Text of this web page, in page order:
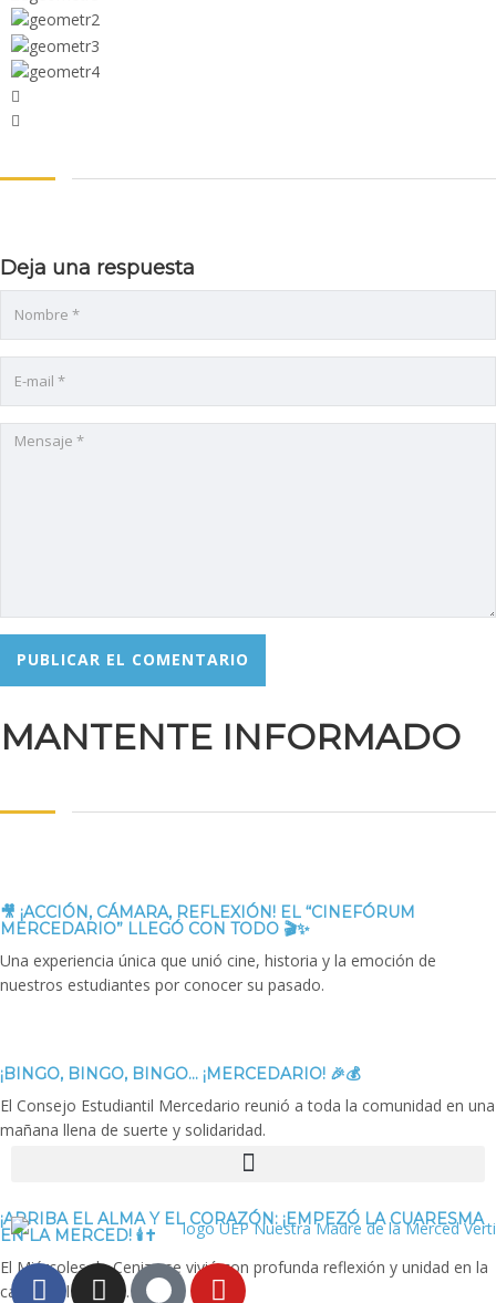
Deja una respuesta
MANTENTE INFORMADO
🎥 ¡ACCIÓN, CÁMARA, REFLEXIÓN! EL “CINEFÓRUM
MERCEDARIO” LLEGÓ CON TODO 🎬✨
Una experiencia única que unió cine, historia y la emoción de
nuestros estudiantes por conocer su pasado.
¡BINGO, BINGO, BINGO… ¡MERCEDARIO! 🎉💰
El Consejo Estudiantil Mercedario reunió a toda la comunidad en una
mañana llena de suerte y solidaridad.
¡ARRIBA EL ALMA Y EL CORAZÓN: ¡EMPEZÓ LA CUARESMA
EN LA MERCED! 🕯️✝️
El Miércoles de Ceniza se vivió con profunda reflexión y unidad en la
capilla del colegio.